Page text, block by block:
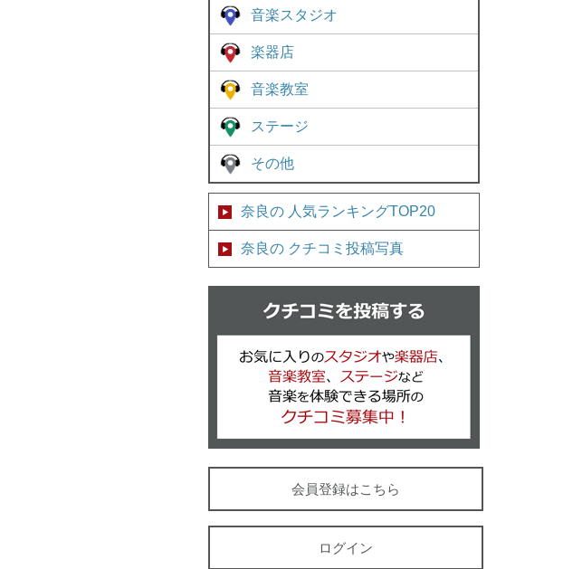
音楽スタジオ
楽器店
音楽教室
ステージ
その他
奈良の 人気ランキングTOP20
奈良の クチコミ投稿写真
会員登録はこちら
ログイン